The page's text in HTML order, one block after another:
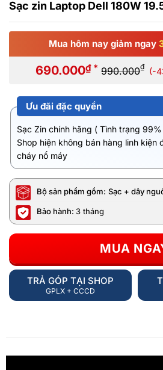
Sạc zin Laptop Dell 180W
Mua hôm nay giảm ngay
690.000₫ * 990.000₫ (-
Ưu đãi đặc quyền
Sạc Zin chính hãng ( Tình trạng 99%
Shop hiện không bán hàng linh kiện
cháy nổ máy
Bộ sản phẩm gồm: Sạc + dây
Bảo hành: 3 tháng
MUA
TRẢ GÓP TẠI SHOP
GPLX + CCCD